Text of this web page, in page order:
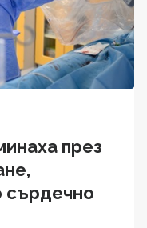
през
сърдечно